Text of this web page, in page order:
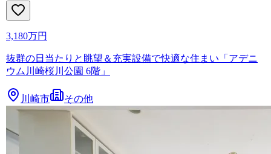
3,180万円
抜群の日当たりと眺望＆充実設備で快適な住まい「アデニ
ウム川崎桜川公園 6階」
川崎市 その他